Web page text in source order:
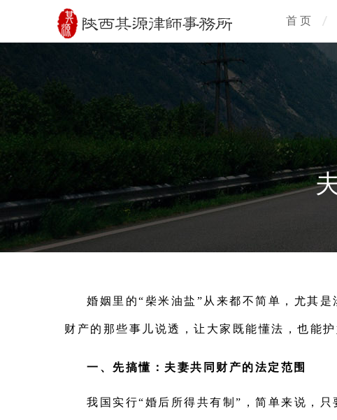
首 页
婚姻里的“柴米油盐”从来都不简单，尤其
财产的那些事儿说透，让大家既能懂法，也能护
一、先搞懂：夫妻共同财产的法定范围
我国实行“婚后所得共有制”，简单来说，